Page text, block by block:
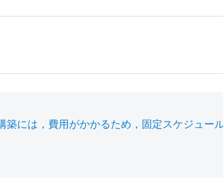
には，費用がかかるため，固定スケジュー